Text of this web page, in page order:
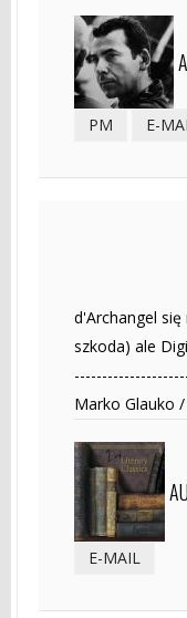
PM E-
d'Archangel się
szkoda) ale
Marko Glauko
E-MAIL